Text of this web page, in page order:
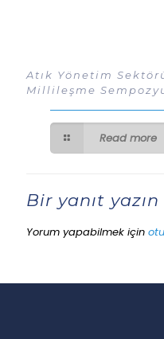
Atık Yönetim
Millileşme
Read more
Bir yanıt yazın
Yorum yapabilmek için